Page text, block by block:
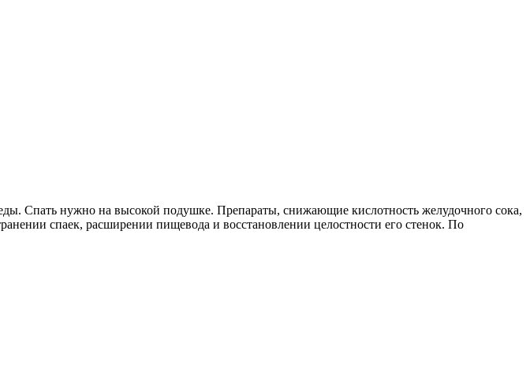
Спать нужно на высокой подушке. Препараты, снижающие кислотность желудочного сока,
спаек, расширении пищевода и восстановлении целостности его стенок. По